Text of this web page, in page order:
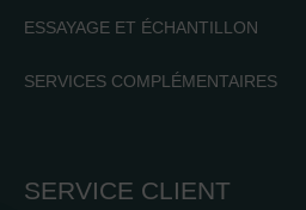
ESSAYAGE ET ÉCHANTILLON
SERVICES COMPLÉMENTAIRES
SERVICE CLIENT